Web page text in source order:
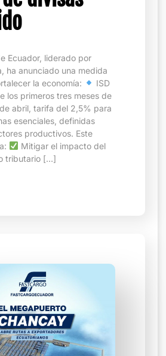
Ecuador, liderado por
ha anunciado una medida
la economía:
ISD
los primeros tres meses de
abril, tarifa del 2,5% para
esenciales, definidas
productivos. Este
Mitigar el impacto del
tributario […]